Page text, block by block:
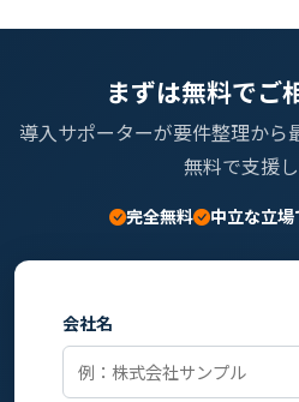
まずは無料でご
導入サポーターが要件整理から
無料で支援し
完全無料 中立な立
会社名